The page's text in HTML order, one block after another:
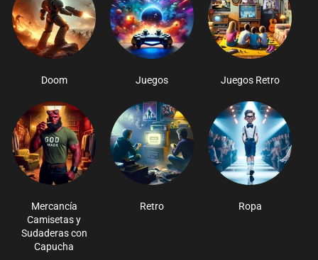
Doom Juegos Juegos Retro
Mercancía
Camisetas y
Sudaderas con
Capucha
Retro Ropa